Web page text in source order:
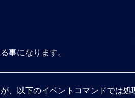
事になります。
以下のイベントコマンドでは処